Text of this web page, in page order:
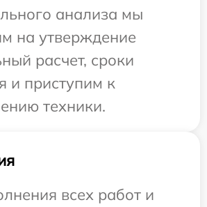
анализа мы
на утверждение
расчет, сроки
и приступим к
техники.
всех работ и